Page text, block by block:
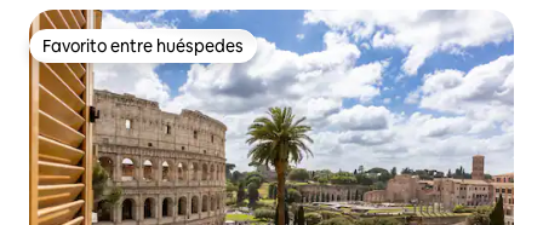
Favorito entre huéspedes
Favorito entre huéspedes